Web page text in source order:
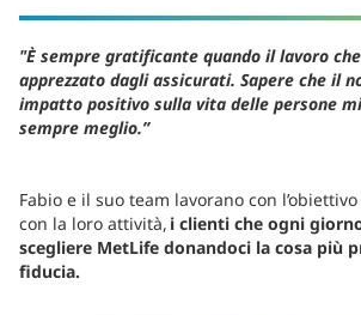
"È sempre gratificante quando il lavoro
apprezzato dagli assicurati. Sapere che il
impatto positivo sulla vita delle persone
sempre meglio.”
Fabio e il suo team lavorano con
con la loro attività, i clienti che ogni
scegliere MetLife donandoci la cosa più
fiducia.